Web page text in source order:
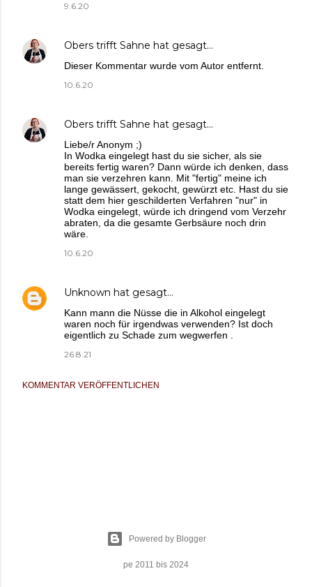
9.6.20
Obers trifft Sahne hat gesagt…
Dieser Kommentar wurde vom Autor entfernt.
10.6.20
Obers trifft Sahne hat gesagt…
Liebe/r Anonym ;)
In Wodka eingelegt hast du sie sicher, als sie
bereits fertig waren? Dann würde ich denken, dass
man sie verzehren kann. Mit "fertig" meine ich
lange gewässert, gekocht, gewürzt etc. Hast du sie
statt dem hier geschilderten Verfahren "nur" in
Wodka eingelegt, würde ich dringend vom Verzehr
abraten, da die gesamte Gerbsäure noch drin
wäre.
10.6.20
Unknown hat gesagt…
Kann mann die Nüsse die in Alkohol eingelegt
waren noch für irgendwas verwenden? Ist doch
eigentlich zu Schade zum wegwerfen .
26.8.21
KOMMENTAR VERÖFFENTLICHEN
Powered by Blogger
pe 2011 bis 2024